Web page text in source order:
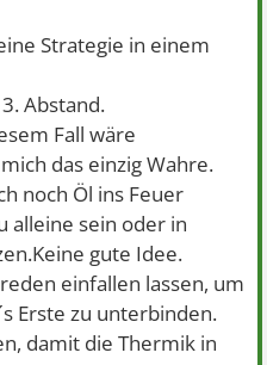
Strategie in einem
Abstand.
Fall wäre
das einzig Wahre.
noch Öl ins Feuer
alleine sein oder in
gute Idee.
einfallen lassen, um
Erste zu unterbinden.
damit die Thermik in